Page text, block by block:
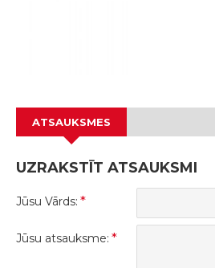
ATSAUKSMES
UZRAKSTĪT ATSAUKSMI
Jūsu Vārds:
Jūsu atsauksme: